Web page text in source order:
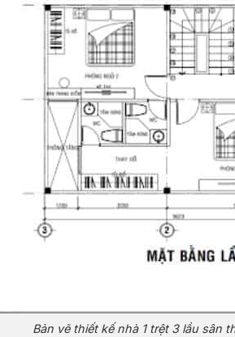
Bản vẽ thiết kế nhà 1 trệt 3 lầu sân